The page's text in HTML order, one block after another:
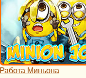
Работа Миньона